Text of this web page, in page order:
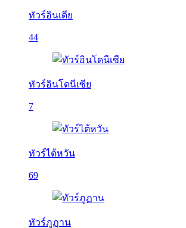
ทัวร์อินเดีย
44
ทัวร์อินโดนีเซีย
7
ทัวร์ไต้หวัน
69
ทัวร์ภูฏาน